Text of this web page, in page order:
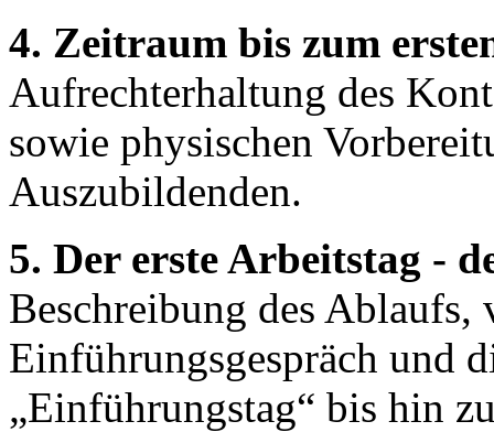
4. Zeitraum bis zum
Aufrechterhaltung des
sowie physischen
Auszubildenden.
5. Der erste Arbeitstag -
Beschreibung des Ablaufs,
Einführungsgespräch und
„Einführungstag“ bis hin